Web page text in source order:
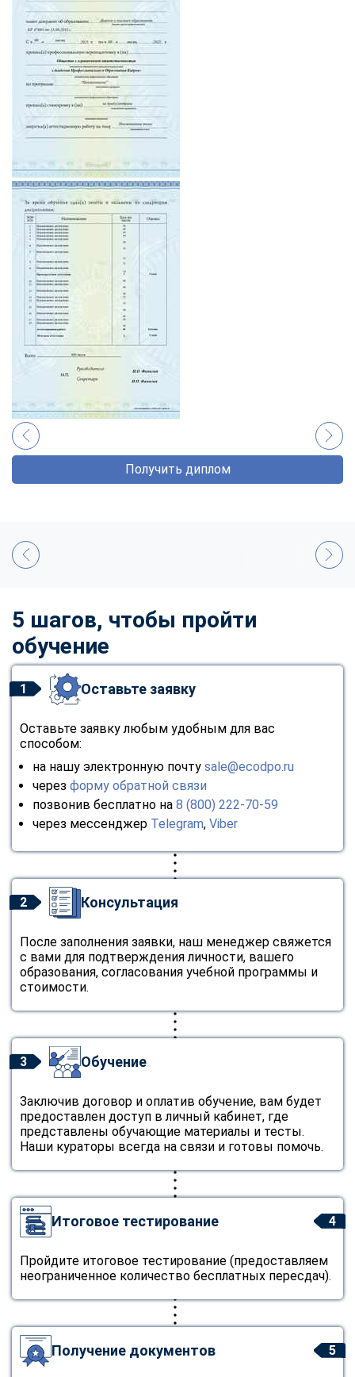
Получить диплом
5 шагов, чтобы пройти
обучение
1 Оставьте заявку
Оставьте заявку любым удобным для вас
способом:
на нашу электронную почту sale@ecodpo.ru
через форму обратной связи
позвонив бесплатно на 8 (800) 222-70-59
через мессенджер Telegram, Viber
2 Консультация
После заполнения заявки, наш менеджер свяжется
с вами для подтверждения личности, вашего
образования, согласования учебной программы и
стоимости.
3 Обучение
Заключив договор и оплатив обучение, вам будет
предоставлен доступ в личный кабинет, где
представлены обучающие материалы и тесты.
Наши кураторы всегда на связи и готовы помочь.
4
Итоговое тестирование
Пройдите итоговое тестирование (предоставляем
неограниченное количество бесплатных пересдач).
5
Получение документов